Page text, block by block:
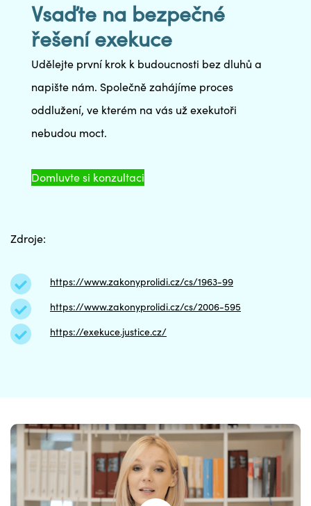
Vsaďte na bezpečné
řešení exekuce
Udělejte první krok k budoucnosti bez dluhů a
napište nám. Společně zahájíme proces
oddlužení, ve kterém na vás už exekutoři
nebudou moct.
Domluvte si konzultaci
Zdroje:
https://www.zakonyprolidi.cz/cs/1963-99
https://www.zakonyprolidi.cz/cs/2006-595
https://exekuce.justice.cz/